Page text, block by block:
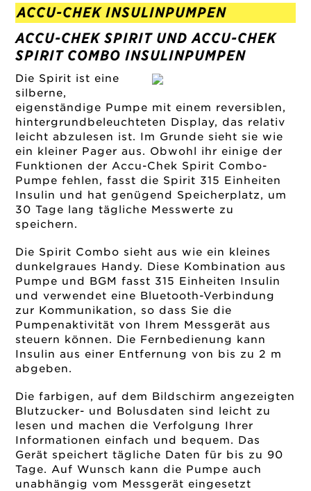
ACCU-CHEK INSULINPUMPEN
ACCU-CHEK SPIRIT UND ACCU-CHEK
SPIRIT COMBO INSULINPUMPEN
Die Spirit ist eine
silberne,
eigenständige Pumpe mit einem reversiblen,
hintergrundbeleuchteten Display, das relativ
leicht abzulesen ist. Im Grunde sieht sie wie
ein kleiner Pager aus. Obwohl ihr einige der
Funktionen der Accu-Chek Spirit Combo-
Pumpe fehlen, fasst die Spirit 315 Einheiten
Insulin und hat genügend Speicherplatz, um
30 Tage lang tägliche Messwerte zu
speichern.
Die Spirit Combo sieht aus wie ein kleines
dunkelgraues Handy. Diese Kombination aus
Pumpe und BGM fasst 315 Einheiten Insulin
und verwendet eine Bluetooth-Verbindung
zur Kommunikation, so dass Sie die
Pumpenaktivität von Ihrem Messgerät aus
steuern können. Die Fernbedienung kann
Insulin aus einer Entfernung von bis zu 2 m
abgeben.
Die farbigen, auf dem Bildschirm angezeigten
Blutzucker- und Bolusdaten sind leicht zu
lesen und machen die Verfolgung Ihrer
Informationen einfach und bequem. Das
Gerät speichert tägliche Daten für bis zu 90
Tage. Auf Wunsch kann die Pumpe auch
unabhängig vom Messgerät eingesetzt